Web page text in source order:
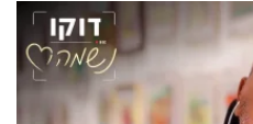
עם לבישת הציצית?